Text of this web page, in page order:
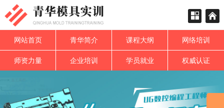
网站首页 青华简介 课程大纲 网络培训
师资力量 企业培训 学员就业 权威认证